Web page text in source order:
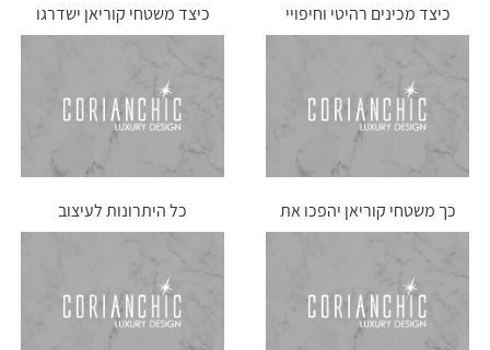
כיצד מכינים רהיטי וחיפויי
קוריאן
כיצד משטחי קוריאן ישדרגו
את הדירה שרכשתם
להשקעה?
כך משטחי קוריאן יהפכו את
משרד הביתי ליפה מתמיד
כל היתרונות לעיצוב
מטבחים עם משטחי קוריאן